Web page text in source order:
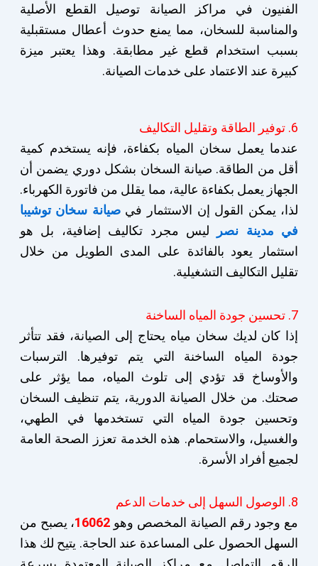
الفنيون في مراكز الصيانة توصيل القطع الأصلية
والمناسبة للسخان، مما يمنع حدوث أعطال مستقبلية
بسبب استخدام قطع غير مطابقة. وهذا يعتبر ميزة
كبيرة عند الاعتماد على خدمات الصيانة.
6. توفير الطاقة وتقليل التكاليف
عندما يعمل سخان المياه بكفاءة، فإنه يستخدم كمية
أقل من الطاقة. صيانة السخان بشكل دوري يضمن أن
الجهاز يعمل بكفاءة عالية، مما يقلل من فاتورة الكهرباء.
لذا، يمكن القول إن الاستثمار في صيانة سخان توشيبا
في مدينة نصر ليس مجرد تكاليف إضافية، بل هو
استثمار يعود بالفائدة على المدى الطويل من خلال
تقليل التكاليف التشغيلية.
7. تحسين جودة المياه الساخنة
إذا كان لديك سخان مياه يحتاج إلى الصيانة، فقد تتأثر
جودة المياه الساخنة التي يتم توفيرها. الترسبات
والأوساخ قد تؤدي إلى تلوث المياه، مما يؤثر على
صحتك. من خلال الصيانة الدورية، يتم تنظيف السخان
وتحسين جودة المياه التي تستخدمها في الطهي،
والغسيل، والاستحمام. هذه الخدمة تعزز الصحة العامة
لجميع أفراد الأسرة.
8. الوصول السهل إلى خدمات الدعم
مع وجود رقم الصيانة المخصص وهو 16062، يصبح من
السهل الحصول على المساعدة عند الحاجة. يتيح لك هذا